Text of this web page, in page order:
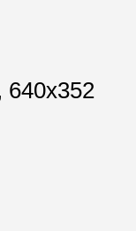
640x352